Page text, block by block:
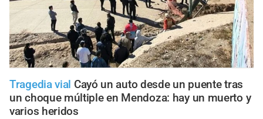
Tragedia vial Cayó un auto desde un puente tras
un choque múltiple en Mendoza: hay un muerto y
varios heridos